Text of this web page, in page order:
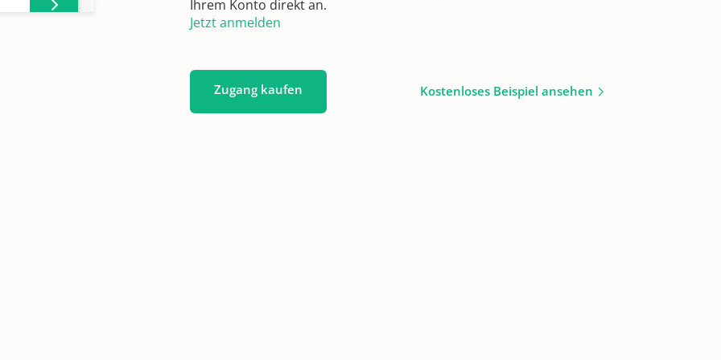
Ihrem Konto direkt an.
Jetzt anmelden
Zugang kaufen Kostenloses Beispiel ansehen